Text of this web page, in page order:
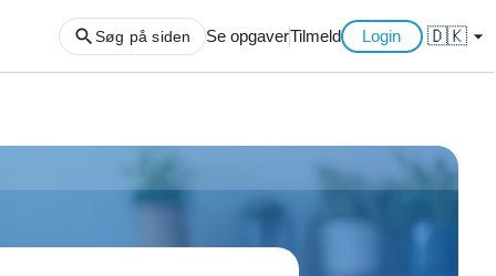
Søg på siden Se opgaverTilmeld Login 🇩🇰 arrow_drop_down